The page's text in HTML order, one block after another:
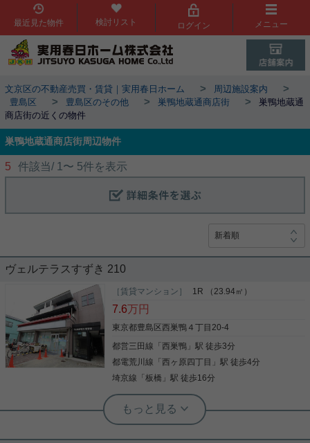
最近見た物件 検討リスト ログイン メニュー
文京区の不動産売買・賃貸｜実用春日ホーム > 周辺施設案内 >
豊島区 > 豊島区のその他 > 巣鴨地蔵通商店街 >
巣鴨地蔵通
商店街の近くの物件
巣鴨地蔵通商店街周辺物件
5 件該当/ 1 〜 5件を表示
ヴェルテラスすずき 210
［賃貸マンション］ 1R （23.94㎡）
7.6万円
東京都豊島区西巣鴨４丁目20-4
都営三田線 「西巣鴨 」駅 徒歩3分
都電荒川線 「西ヶ原四丁目 」駅 徒歩4分
埼京線 「板橋 」駅 徒歩16分
実用春日ホーム 千駄木店 千駄木店スタッフ
オートロック付き！ バストイレ別の